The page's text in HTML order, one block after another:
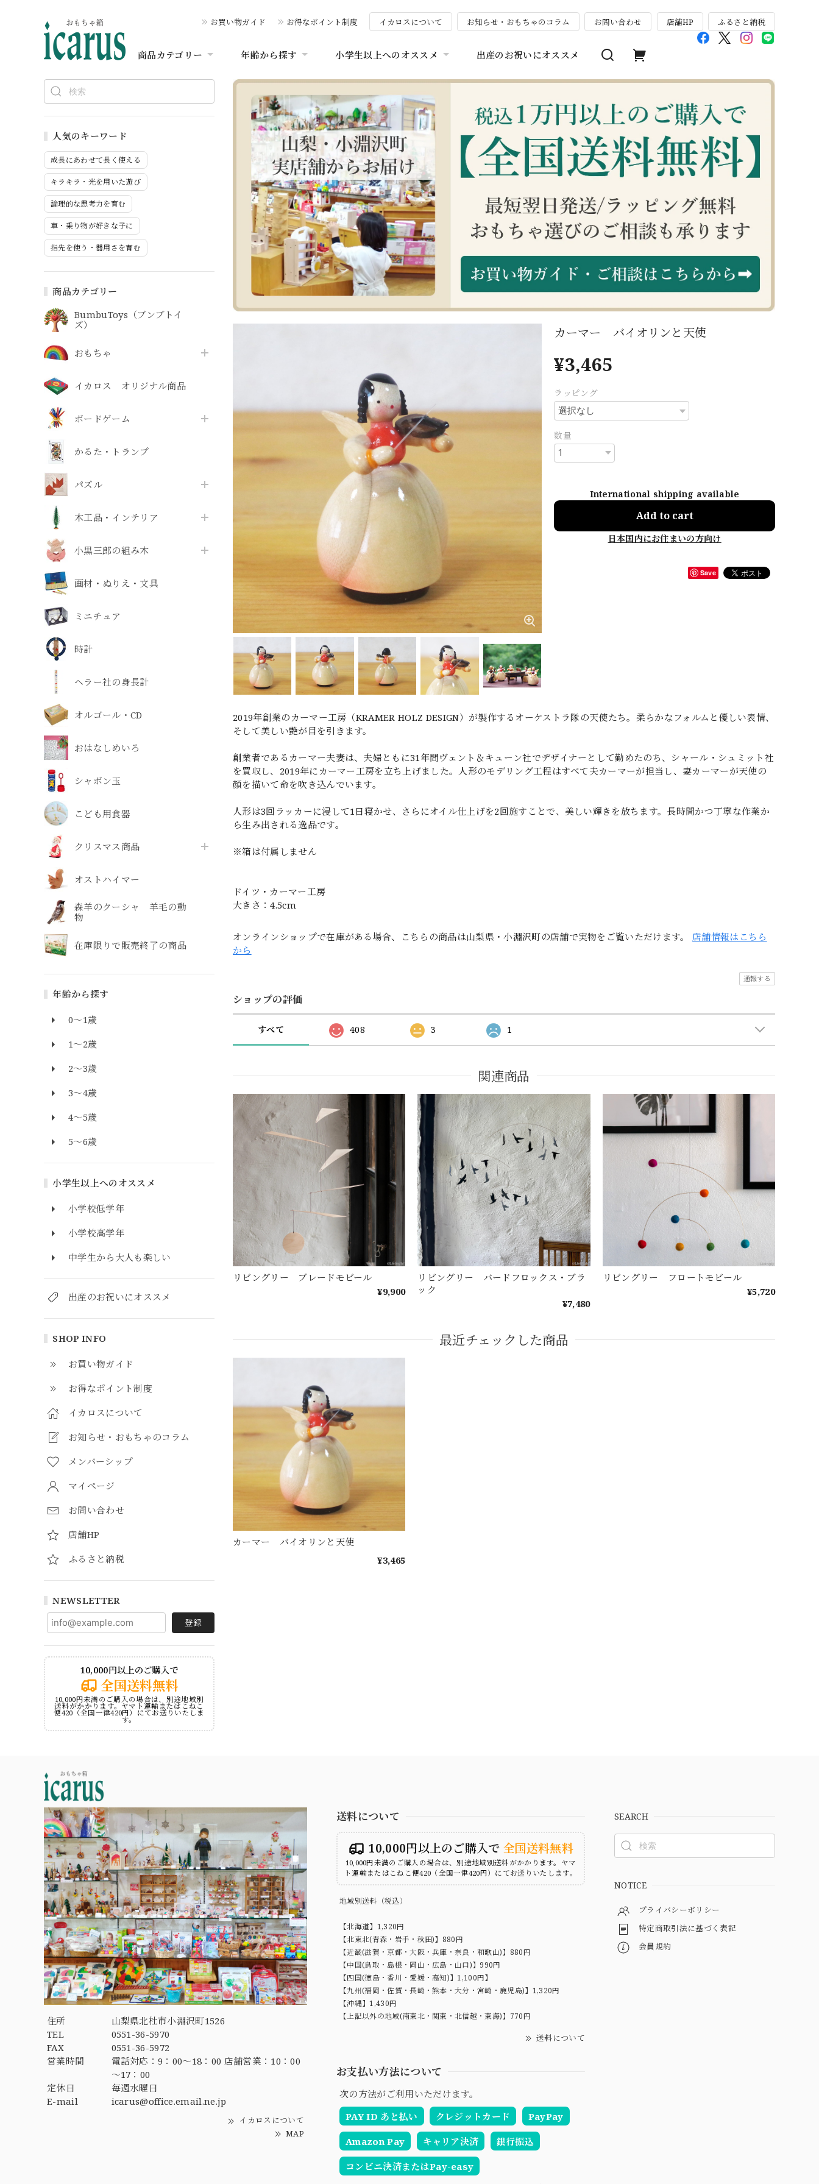
お買い物ガイド お得なポイント制度 イカロスについて お知らせ・おもちゃのコラム お問い合わせ 店舗HP ふるさと納税
商品カテゴリー 年齢から探す 小学生以上へのオススメ 出産のお祝いにオススメ
人気のキーワード
成長にあわせて長く使える
キラキラ・光を用いた遊び
論理的な思考力を育む
車・乗り物が好きな子に
指先を使う・器用さを育む
商品カテゴリー
BumbuToys（ブンブトイ
ズ）
おもちゃ
イカロス オリジナル商品
ボードゲーム
かるた・トランプ
パズル
木工品・インテリア
小黒三郎の組み木
画材・ぬりえ・文具
ミニチュア
時計
ヘラー社の身長計
オルゴール・CD
おはなしめいろ
シャボン玉
こども用食器
クリスマス商品
オストハイマー
森羊のクーシャ 羊毛の動
物
在庫限りで販売終了の商品
年齢から探す
0～1歳
1～2歳
2～3歳
3～4歳
4～5歳
5～6歳
小学生以上へのオススメ
小学校低学年
小学校高学年
中学生から大人も楽しい
出産のお祝いにオススメ
SHOP INFO
お買い物ガイド
お得なポイント制度
イカロスについて
お知らせ・おもちゃのコラム
メンバーシップ
マイページ
お問い合わせ
店舗HP
ふるさと納税
NEWSLETTER
登録
10,000円以上のご購入で
全国送料無料
10,000円未満のご購入の場合は、別途地域別
送料がかかります。ヤマト運輸またはこねこ
便420（全国一律420円）にてお送りいたしま
す。
カーマー バイオリンと天使
¥3,465
ラッピング
数量
International shipping available
Add to cart
日本国内にお住まいの方向け
Save
2019年創業のカーマー工房（KRAMER HOLZ DESIGN）が製作するオーケストラ隊の天使たち。柔らかなフォルムと優しい表情、
そして美しい艶が目を引きます。
創業者であるカーマー夫妻は、夫婦ともに31年間ヴェント＆キューン社でデザイナーとして勤めたのち、シャール・シュミット社
を買収し、2019年にカーマー工房を立ち上げました。人形のモデリング工程はすべて夫カーマーが担当し、妻カーマーが天使の
顔を描いて命を吹き込んでいます。
人形は3回ラッカーに浸して1日寝かせ、さらにオイル仕上げを2回施すことで、美しい輝きを放ちます。長時間かつ丁寧な作業か
ら生み出される逸品です。
※箱は付属しません
ドイツ・カーマー工房
大きさ：4.5cm
オンラインショップで在庫がある場合、こちらの商品は山梨県・小淵沢町の店舗で実物をご覧いただけます。 店舗情報はこちら
から
通報する
ショップの評価
すべて 408 3 1
関連商品
リビングリー ブレードモビール
¥9,900
リビングリー バードフロックス・ブラ
ック
¥7,480
リビングリー フロートモビール
¥5,720
最近チェックした商品
カーマー バイオリンと天使
¥3,465
住所
山梨県北杜市小淵沢町1526
TEL
0551-36-5970
FAX
0551-36-5972
営業時間
電話対応：9：00～18：00 店舗営業：10：00
～17：00
定休日
毎週水曜日
E-mail
icarus@office.email.ne.jp
イカロスについて
MAP
送料について
10,000円以上のご購入で 全国送料無料
10,000円未満のご購入の場合は、別途地域別送料がかかります。ヤマ
ト運輸またはこねこ便420（全国一律420円）にてお送りいたします。
地域別送料（税込）
【北海道】1,320円
【北東北(青森・岩手・秋田)】880円
【近畿(滋賀・京都・大阪・兵庫・奈良・和歌山)】880円
【中国(鳥取・島根・岡山・広島・山口)】990円
【四国(徳島・香川・愛媛・高知)】1,100円】
【九州(福岡・佐賀・長崎・熊本・大分・宮崎・鹿児島)】1,320円
【沖縄】1,430円
【上記以外の地域(南東北・関東・北信越・東海)】770円
送料について
お支払い方法について
次の方法がご利用いただけます。
PAY ID あと払い
クレジットカード PayPay
Amazon Pay キャリア決済 銀行振込
コンビニ決済またはPay-easy
SEARCH
NOTICE
プライバシーポリシー
特定商取引法に基づく表記
会員規約